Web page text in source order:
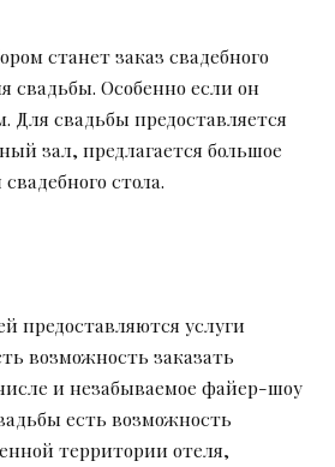
станет заказ свадебного
свадьбы. Особенно если он
Для свадьбы предоставляется
зал, предлагается большое
стола.
предоставляются услуги
возможность заказать
и незабываемое файер-шоу
есть возможность
территории отеля,